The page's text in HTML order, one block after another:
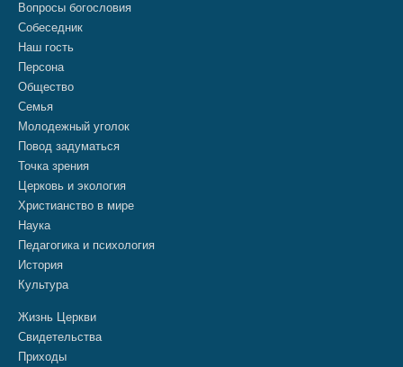
Вопросы богословия
Собеседник
Наш гость
Персона
Общество
Семья
Молодежный уголок
Повод задуматься
Точка зрения
Церковь и экология
Христианство в мире
Наука
Педагогика и психология
История
Культура
Жизнь Церкви
Свидетельства
Приходы